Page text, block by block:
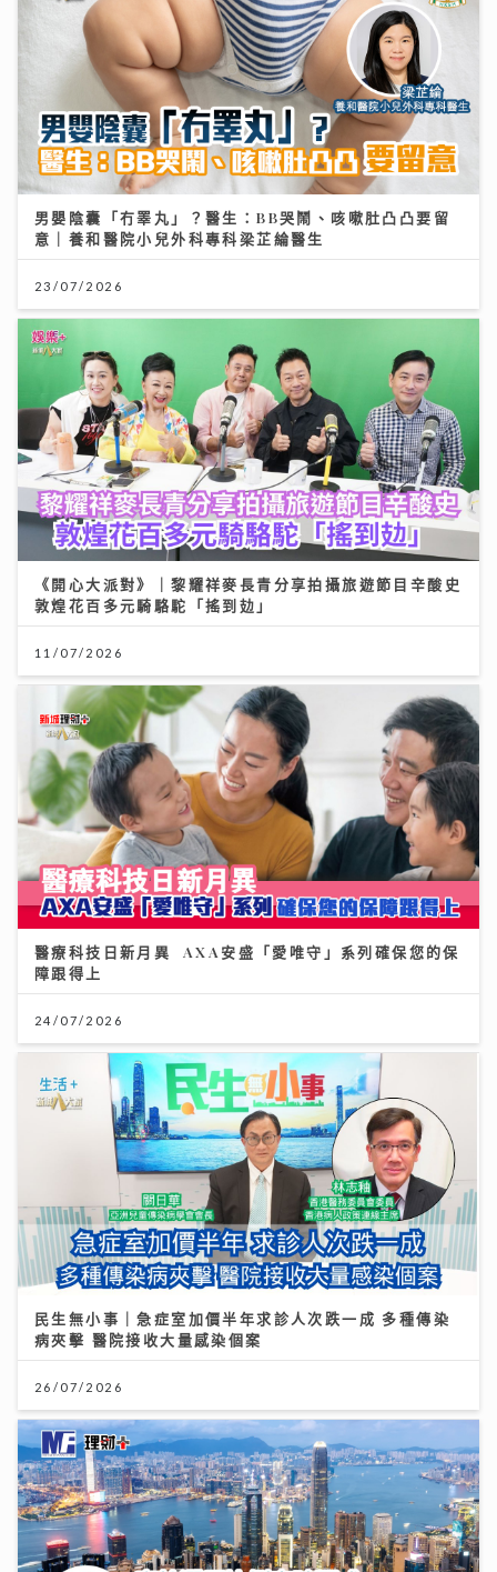
男嬰陰囊「冇睪丸」？醫生：BB哭鬧、咳嗽肚凸凸要留
意｜養和醫院小兒外科專科梁芷綸醫生
23/07/2026
《開心大派對》｜黎耀祥麥長青分享拍攝旅遊節目辛酸史
敦煌花百多元騎駱駝「搖到攰」
11/07/2026
醫療科技日新月異 AXA安盛「愛唯守」系列確保您的保
障跟得上
24/07/2026
民生無小事｜急症室加價半年求診人次跌一成 多種傳染
病夾擊 醫院接收大量感染個案
26/07/2026